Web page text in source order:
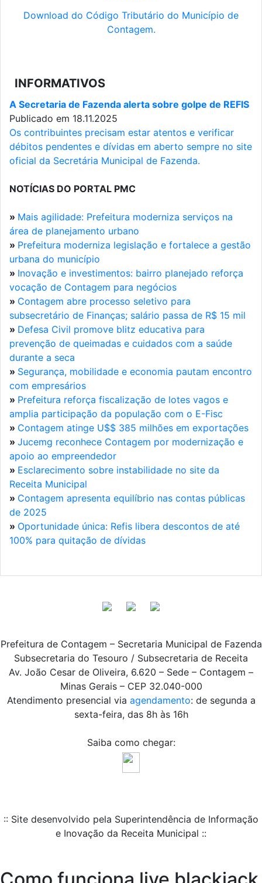
Download do Código Tributário do Município de
Contagem.
INFORMATIVOS
A Secretaria de Fazenda alerta sobre golpe de REFIS
Publicado em 18.11.2025
Os contribuintes precisam estar atentos e verificar
débitos pendentes e dívidas em aberto sempre no site
oficial da Secretária Municipal de Fazenda.
NOTÍCIAS DO PORTAL PMC
» Mais agilidade: Prefeitura moderniza serviços na
área de planejamento urbano
» Prefeitura moderniza legislação e fortalece a gestão
urbana do município
» Inovação e investimentos: bairro planejado reforça
vocação de Contagem para negócios
» Contagem abre processo seletivo para
subsecretário de Finanças; salário passa de R$ 15 mil
» Defesa Civil promove blitz educativa para
prevenção de queimadas e cuidados com a saúde
durante a seca
» Segurança, mobilidade e economia pautam encontro
com empresários
» Prefeitura reforça fiscalização de lotes vagos e
amplia participação da população com o E-Fisc
» Contagem atinge U$$ 385 milhões em exportações
» Jucemg reconhece Contagem por modernização e
apoio ao empreendedor
» Esclarecimento sobre instabilidade no site da
Receita Municipal
» Contagem apresenta equilíbrio nas contas públicas
de 2025
» Oportunidade única: Refis libera descontos de até
100% para quitação de dívidas
Prefeitura de Contagem – Secretaria Municipal de Fazenda
Subsecretaria do Tesouro / Subsecretaria de Receita
Av. João Cesar de Oliveira, 6.620 – Sede – Contagem –
Minas Gerais – CEP 32.040-000
Atendimento presencial via agendamento: de segunda a
sexta-feira, das 8h às 16h
Saiba como chegar:
:: Site desenvolvido pela Superintendência de Informação
e Inovação da Receita Municipal ::